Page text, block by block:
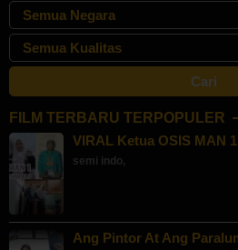
FILM TERBARU TERPOPULER
VIRAL Ketua OSIS MAN
semi indo,
Ang Pintor At Ang